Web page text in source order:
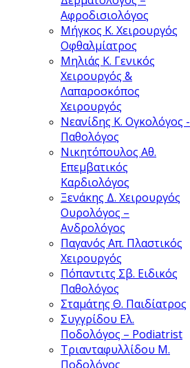
Αφροδισιολόγος
Μήγκος Κ. Xειρουργός
Oφθαλμίατρος
Μηλιάς Κ. Γενικός
Χειρουργός &
Λαπαροσκόπος
Χειρουργός
Νεανίδης Κ. Ογκολόγος -
Παθολόγος
Νικητόπουλος Αθ.
Επεμβατικός
Καρδιολόγος
Ξενάκης Δ. Χειρουργός
Ουρολόγος –
Ανδρολόγος
Παγανός Απ. Πλαστικός
Χειρουργός
Πόπαντιτς Σβ. Ειδικός
Παθολόγος
Σταμάτης Θ. Παιδίατρος
Συγγρίδου Ελ.
Ποδολόγος – Podiatrist
Τριανταφυλλίδου Μ.
Ποδολόγος